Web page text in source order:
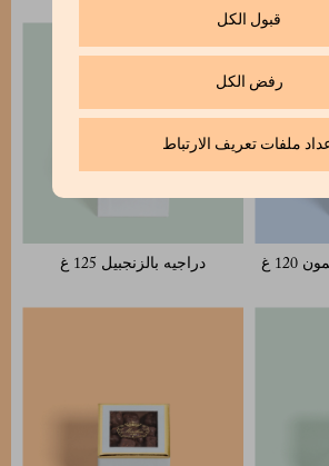
قبول الكل
رفض الكل
ملفات تعريف الارتباط
120 غ دراجيه بالزنجبيل 125 غ